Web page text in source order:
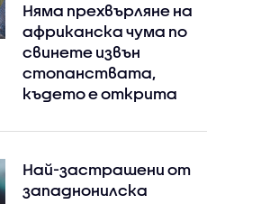
Няма прехвърляне на
африканска чума по
свинете извън
стопанствата,
където е открита
Най-застрашени от
западнонилска